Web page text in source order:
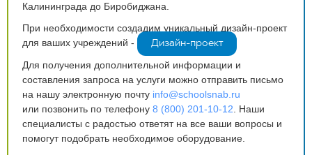
Калининграда до Биробиджана.
При необходимости создадим уникальный дизайн-проект
для ваших учреждений -
Дизайн-проект
Для получения дополнительной информации и
составления запроса на услуги можно отправить письмо
на нашу электронную почту info@schoolsnab.ru
или позвонить по телефону 8 (800) 201-10-12 . Наши
специалисты с радостью ответят на все ваши вопросы и
помогут подобрать необходимое оборудование.